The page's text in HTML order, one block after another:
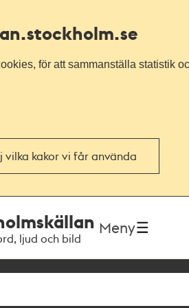
.stockholm.se
för att sammanställa statistik
vilka kakor vi får använda
ljud och bild
Meny